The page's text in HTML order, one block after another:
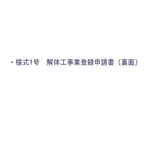
・様式1号　解体工事業登録申請書（裏面）